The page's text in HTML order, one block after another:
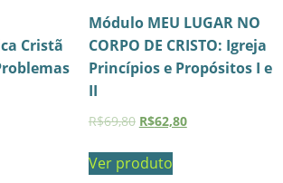
Cristã
Módulo MEU LUGAR NO
CORPO DE CRISTO: Igreja
Princípios e Propósitos I e
II
R$69,80 R$62,80
Ver produto